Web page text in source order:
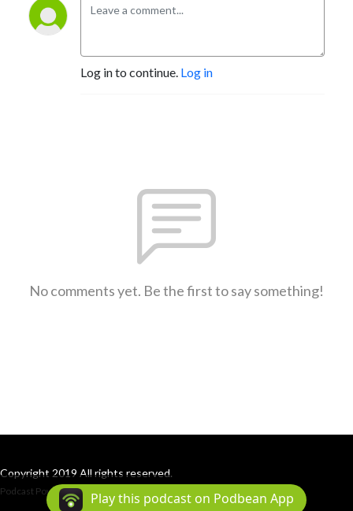
Log in to continue. Log in
No comments yet. Be the first to say something!
Copyright 2019 All rights reserved.
Podcast Powered By Podbean
Play this podcast on Podbean App